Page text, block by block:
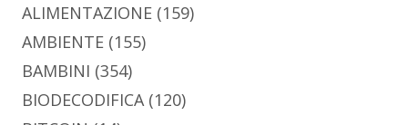
ALIMENTAZIONE (159)
AMBIENTE (155)
BAMBINI (354)
BIODECODIFICA(120)